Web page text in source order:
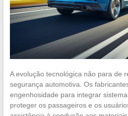
A evolução tecnológica não para de
segurança automotiva. Os
engenhosidade para integrar
proteger os passageiros e os